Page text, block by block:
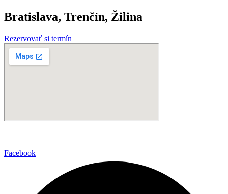
Bratislava, Trenčín, Žilina
Rezervovať si termín
Facebook